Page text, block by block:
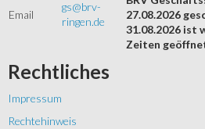
Email
gs@brv-
ringen.de
27.08.2026
31.08.2026 ist
Zeiten
Rechtliches
Impressum
Rechtehinweis